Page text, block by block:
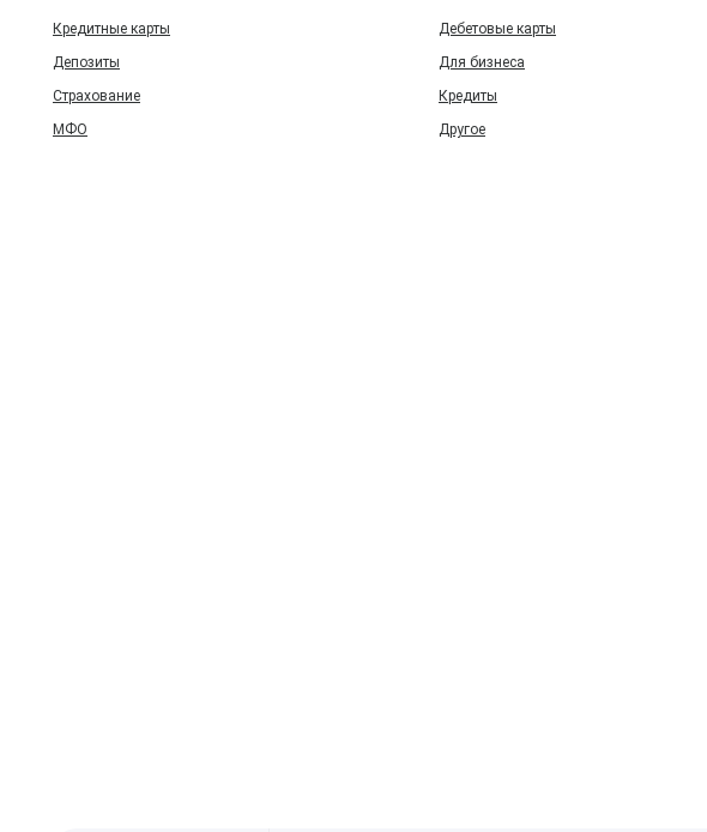
Кредитные карты
Дебетовые карты
Депозиты
Для бизнеса
Страхование
Кредиты
МФО
Другое